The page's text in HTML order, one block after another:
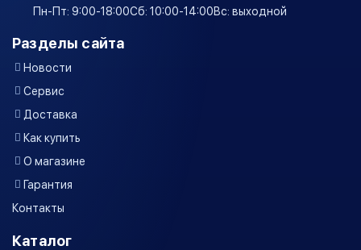
Пн-Пт: 9:00-18:00Сб: 10:00-14:00Вс: выходной
Разделы сайта
Новости
Сервис
Доставка
Как купить
О магазине
Гарантия
Контакты
Каталог